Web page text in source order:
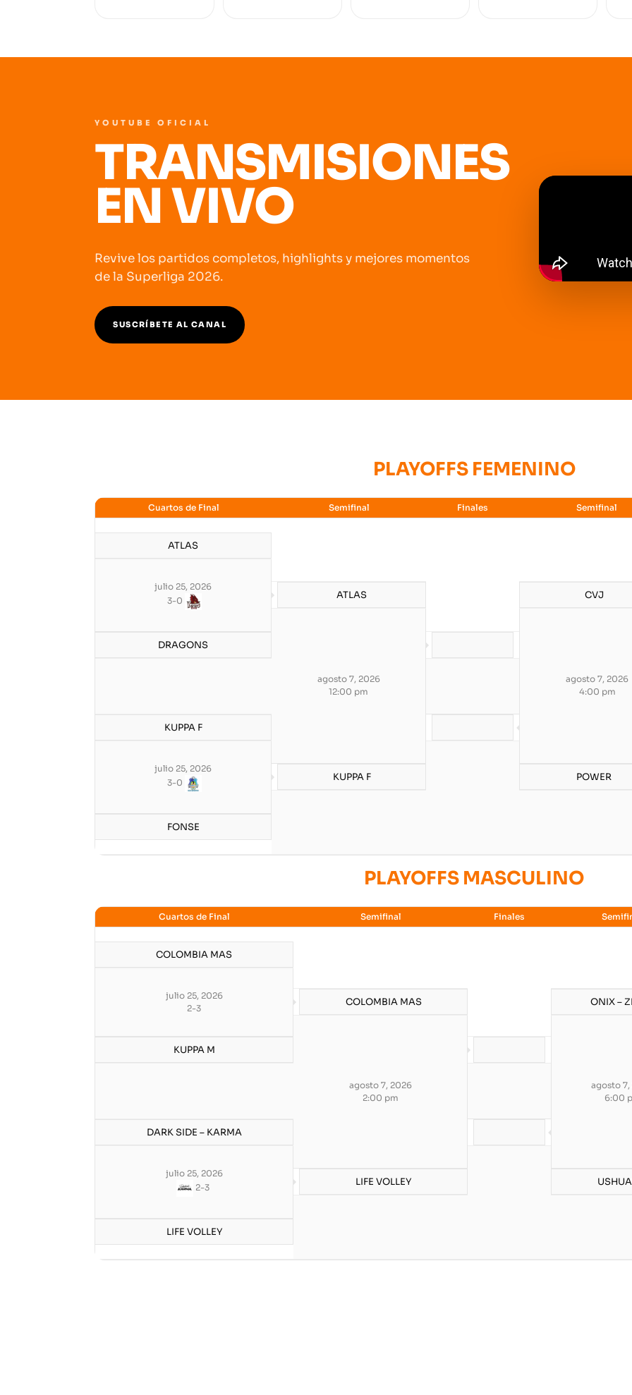
YOUTUBE OFICIAL
TRANSMISIONES
EN VIVO
Revive los partidos completos, highlights y mejores momentos
de la Superliga 2026.
SUSCRÍBETE AL CANAL
PLAYOFFS FEMENINO
Cuartos de Final Semifinal Finales Semifinal
ATLAS
julio 25, 2026
3-0 ATLAS CVJ
agosto 7, 2026
12:00 pm
agosto 7, 2026
4:00 pm
DRAGONS
KUPPA F
julio 25, 2026
3-0 KUPPA F POWER
FONSE
PLAYOFFS MASCULINO
Cuartos de Final Semifinal Finales
COLOMBIA MAS
julio 25, 2026
2-3
COLOMBIA MAS ONIX –
agosto 7, 2026
2:00 pm
agosto
6:00
KUPPA M
DARK SIDE – KARMA
julio 25, 2026
2-3 LIFE VOLLEY
LIFE VOLLEY